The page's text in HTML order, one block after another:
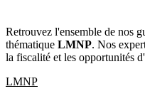
Retrouvez l'ensemble de nos
thématique LMNP. Nos
la fiscalité et les opportunités
LMNP